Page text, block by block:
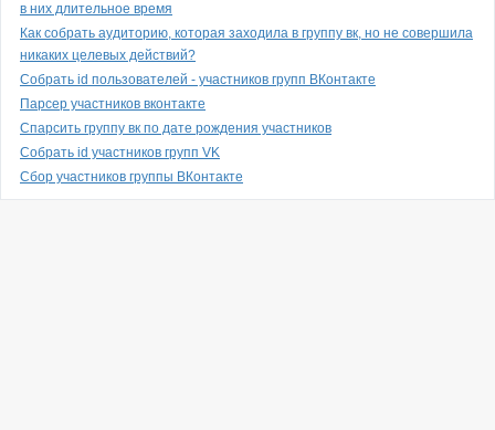
в них длительное время
Как собрать аудиторию, которая заходила в группу вк, но не совершила
никаких целевых действий?
Собрать id пользователей - участников групп ВКонтакте
Парсер участников вконтакте
Спарсить группу вк по дате рождения участников
Собрать id участников групп VK
Сбор участников группы ВКонтакте